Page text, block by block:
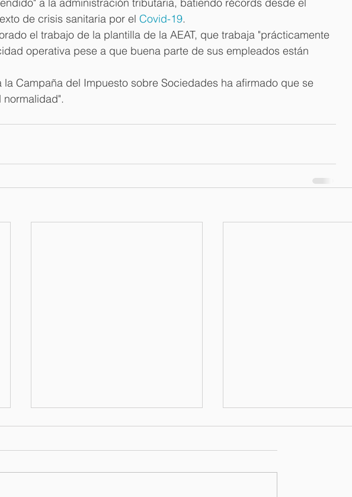
a la administración tributaria, batiendo récords desde el
de crisis sanitaria por el Covid-19.
el trabajo de la plantilla de la AEAT, que trabaja "prácticamente
operativa pese a que buena parte de sus empleados están
la Campaña del Impuesto sobre Sociedades ha afirmado que se
normalidad".